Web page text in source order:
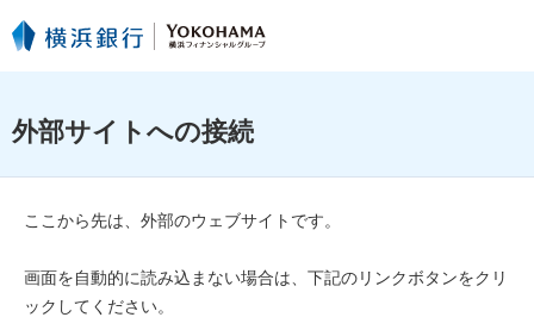
外部サイトへの接続
ここから先は、外部のウェブサイトです。
画面を自動的に読み込まない場合は、下記のリンクボタンをクリ
ックしてください。